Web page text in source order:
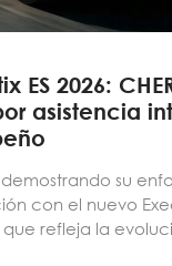
ES 2026:
asistencia
demostrando su
con el nuevo
que refleja la